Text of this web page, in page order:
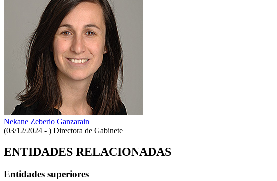
Nekane Zeberio Ganzarain
(03/12/2024 - ) Directora de Gabinete
ENTIDADES RELACIONADAS
Entidades superiores